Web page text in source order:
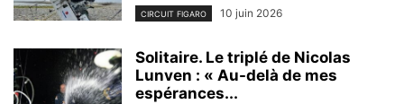
CIRCUIT FIGARO 10 juin 2026
Solitaire. Le triplé de Nicolas
Lunven : « Au-delà de mes
espérances...